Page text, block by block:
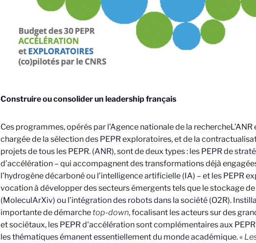
Construire ou consolider un leadership français
Ces programmes, opérés par l'Agence nationale de la recherche
chargée de la sélection des PEPR exploratoires, et de la
projets de tous les PEPR.(ANR), sont de deux types : les PEPR de
d’accélération – qui accompagnent des transformations déjà
l’hydrogène décarboné ou l’intelligence artificielle (IA) – et les PEPR
vocation à développer des secteurs émergents tels que le stockage de
(MoleculArXiv) ou l’intégration des robots dans la société (O2R).
importante de démarche top-down, focalisant les acteurs sur des
et sociétaux, les PEPR d'accélération sont complémentaires aux
les thématiques émanent essentiellement du monde académique. «